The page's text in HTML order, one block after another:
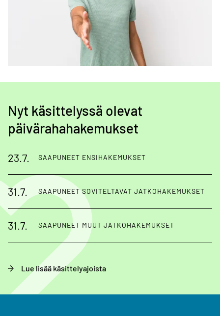
Nyt käsittelyssä olevat
päivärahahakemukset
23.7. SAAPUNEET ENSIHAKEMUKSET
31.7. SAAPUNEET SOVITELTAVAT JATKOHAKEMUKSET
31.7. SAAPUNEET MUUT JATKOHAKEMUKSET
Lue lisää käsittelyajoista